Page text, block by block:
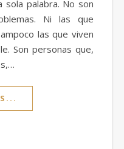
sola palabra. No son
Ni las que
las que viven
Son personas que,